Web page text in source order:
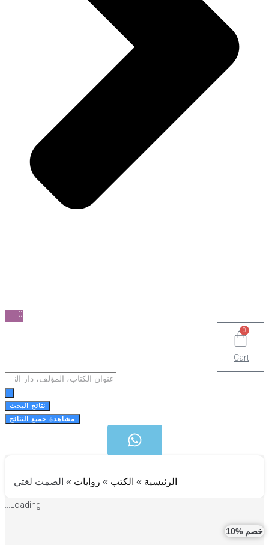
Cart
Search
نتائج البحث
مشاهدة جميع النتائج
الرئيسية»الكتب»روايات »الصمت لغتي
Loading...
%10